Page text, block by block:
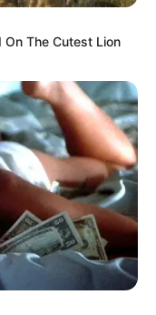
On The Cutest Lion